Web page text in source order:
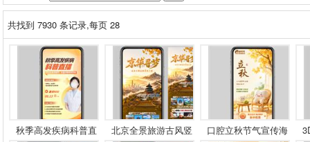
共找到 7930 条记录,每页 28
秋季高发疾病科普直
北京全景旅游古风竖
口腔立秋节气宣传海